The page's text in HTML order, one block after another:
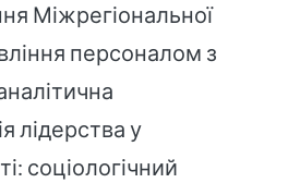
Міжрегіональної
персоналом з
лідерства у
соціологічний